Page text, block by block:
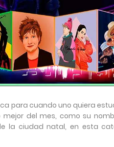
para cuando uno quiera
del mes, como su
la ciudad natal, en esta